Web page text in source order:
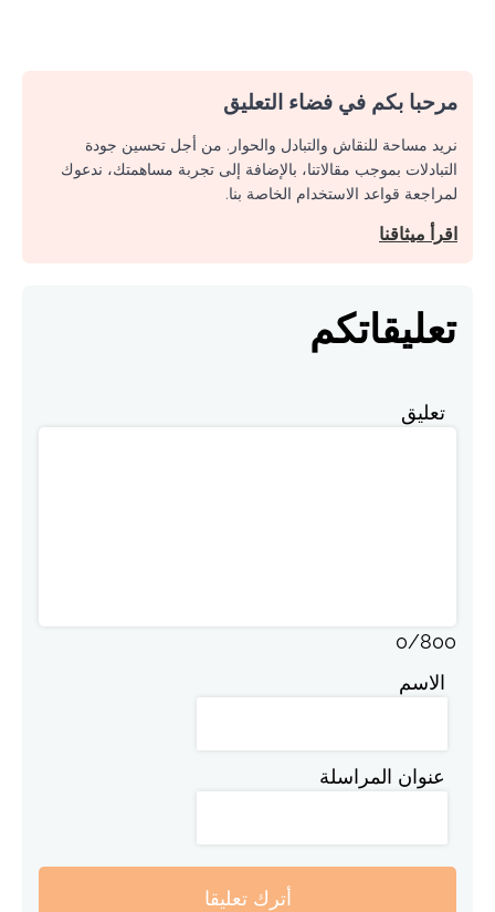
مرحبا بكم في فضاء التعليق
نريد مساحة للنقاش والتبادل والحوار. من أجل تحسين جودة
التبادلات بموجب مقالاتنا، بالإضافة إلى تجربة مساهمتك، ندعوك
لمراجعة قواعد الاستخدام الخاصة بنا.
اقرأ ميثاقنا
تعليقاتكم
تعليق
0/800
الاسم
عنوان المراسلة
أترك تعليقا